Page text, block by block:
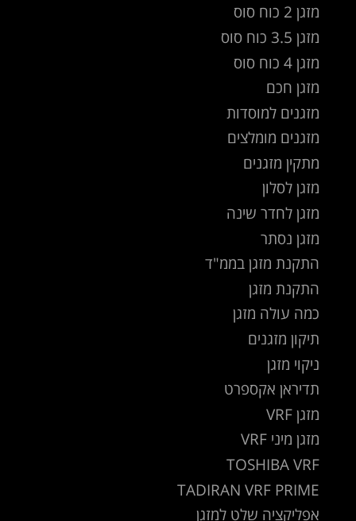
מזגן 2 כוח סוס
מזגן 3.5 כוח סוס
מזגן 4 כוח סוס
מזגן חכם
מזגנים למוסדות
מזגנים מומלצים
מתקין מזגנים
מזגן לסלון
מזגן לחדר שינה
מזגן נסתר
התקנת מזגן בממ"ד
התקנת מזגן
כמה עולה מזגן
תיקון מזגנים
ניקוי מזגן
תדיראן אקספרט
מזגן VRF
מזגן מיני VRF
TOSHIBA VRF
TADIRAN VRF PRIME
אפליקציה שלט למזגן